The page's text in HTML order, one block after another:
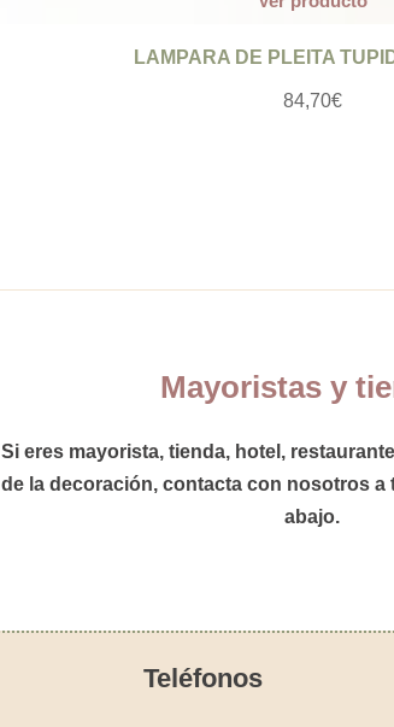
LAMPARA DE PLEITA
84,70€
Mayoristas y
Si eres mayorista, tienda, hotel ,
de la decoración, contacta con nosotros a
abajo.
Teléfonos